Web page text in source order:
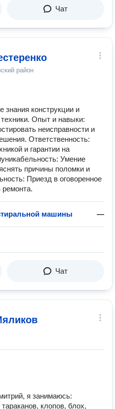
Чат
район
знания конструкции и
Опыт и навыки:
неисправности и
Ответственность:
и гарантии на
Умение
причины поломки и
Приезд в оговоренное
машины —
Чат
я занимаюсь:
клопов, блох,